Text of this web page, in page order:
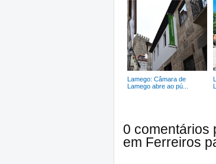
Lamego: Câmara de
Lamego abre ao pú...
0 comentários
em Ferreiros